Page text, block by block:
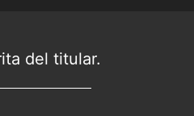
del titular.